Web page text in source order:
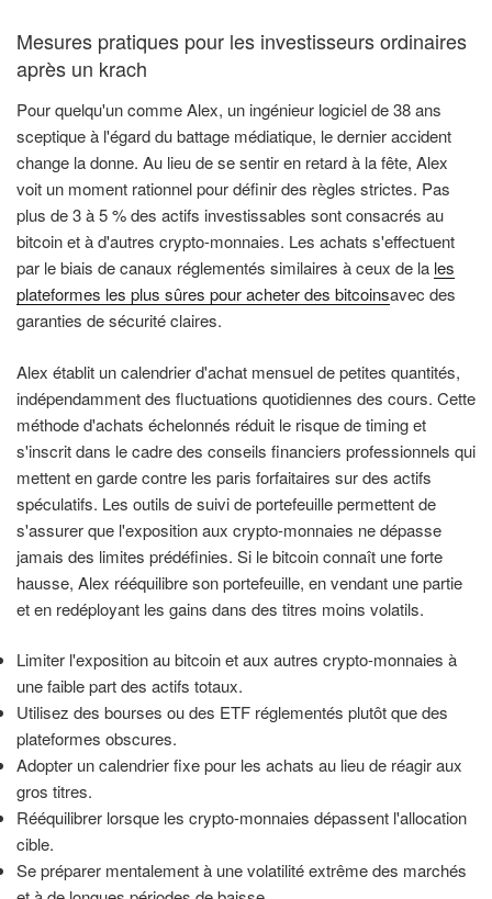
Mesures pratiques pour les investisseurs ordinaires
après un krach
Pour quelqu'un comme Alex, un ingénieur logiciel de 38 ans
sceptique à l'égard du battage médiatique, le dernier accident
change la donne. Au lieu de se sentir en retard à la fête, Alex
voit un moment rationnel pour définir des règles strictes. Pas
plus de 3 à 5 % des actifs investissables sont consacrés au
bitcoin et à d'autres crypto-monnaies. Les achats s'effectuent
par le biais de canaux réglementés similaires à ceux de la les
plateformes les plus sûres pour acheter des bitcoinsavec des
garanties de sécurité claires.
Alex établit un calendrier d'achat mensuel de petites quantités,
indépendamment des fluctuations quotidiennes des cours. Cette
méthode d'achats échelonnés réduit le risque de timing et
s'inscrit dans le cadre des conseils financiers professionnels qui
mettent en garde contre les paris forfaitaires sur des actifs
spéculatifs. Les outils de suivi de portefeuille permettent de
s'assurer que l'exposition aux crypto-monnaies ne dépasse
jamais des limites prédéfinies. Si le bitcoin connaît une forte
hausse, Alex rééquilibre son portefeuille, en vendant une partie
et en redéployant les gains dans des titres moins volatils.
Limiter l'exposition au bitcoin et aux autres crypto-monnaies à
une faible part des actifs totaux.
Utilisez des bourses ou des ETF réglementés plutôt que des
plateformes obscures.
Adopter un calendrier fixe pour les achats au lieu de réagir aux
gros titres.
Rééquilibrer lorsque les crypto-monnaies dépassent l'allocation
cible.
Se préparer mentalement à une volatilité extrême des marchés